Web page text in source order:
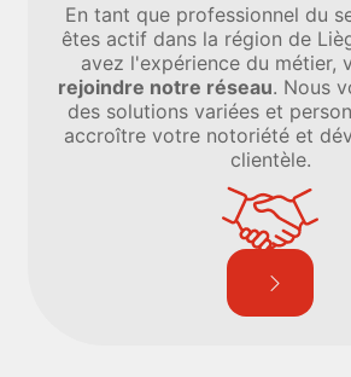
En tant que professionnel du
êtes actif dans la région de
avez l'expérience du métier,
rejoindre notre réseau. Nous
des solutions variées et
accroître votre notoriété et
clientèle.